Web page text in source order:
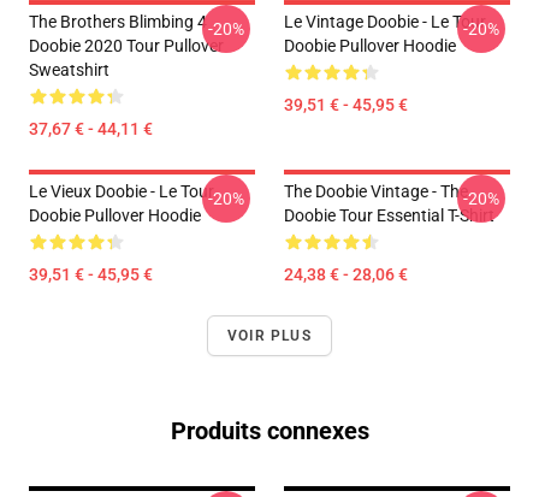
The Brothers Blimbing 4
Doobie 2020 Tour Pullover
Sweatshirt
37,67 € - 44,11 €
-20%
Le Vintage Doobie - Le Tour
Doobie Pullover Hoodie
39,51 € - 45,95 €
-20%
Le Vieux Doobie - Le Tour
Doobie Pullover Hoodie
39,51 € - 45,95 €
-20%
The Doobie Vintage - The
Doobie Tour Essential T-Shirt
24,38 € - 28,06 €
-20%
VOIR PLUS
Produits connexes